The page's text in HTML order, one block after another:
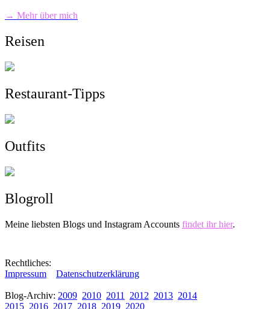
→ Mehr über mich
Reisen
Restaurant-Tipps
Outfits
Blogroll
Meine liebsten Blogs und Instagram Accounts findet ihr hier.
Rechtliches:
Impressum
Datenschutzerklärung
Blog-Archiv: 2009 2010 2011 2012 2013 2014
2015 2016 2017 2018 2019 2020